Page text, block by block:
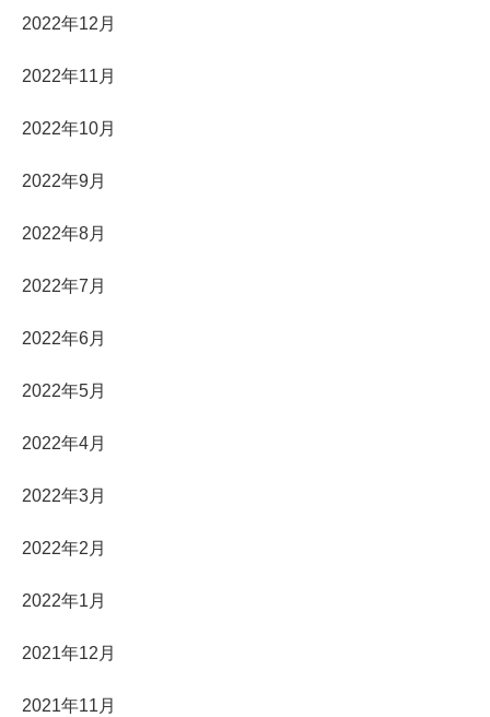
2022年12月
2022年11月
2022年10月
2022年9月
2022年8月
2022年7月
2022年6月
2022年5月
2022年4月
2022年3月
2022年2月
2022年1月
2021年12月
2021年11月